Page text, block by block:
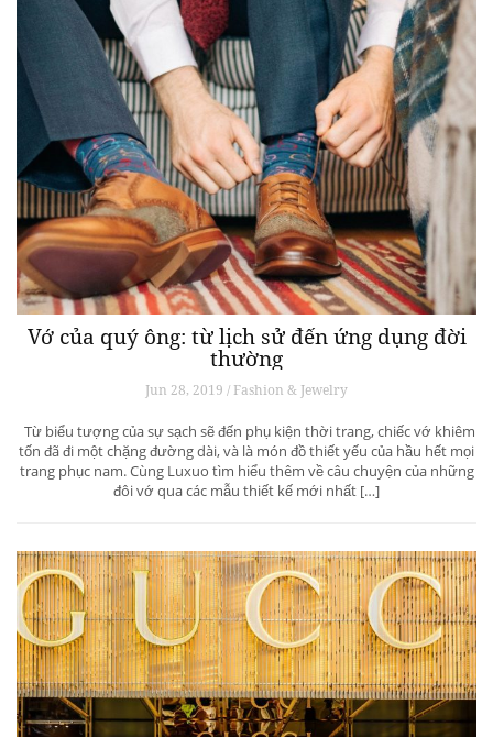
Editor’s Pick: Leica M10-P “ASC 100 Edition”
Jul 09, 2019 / Fashion & Jewelry
hành phiên bản giới hạn Leica M10-P “ASC 100 Edition” – “Ur-Leica”
huyền thoại của Oskar Barnack.